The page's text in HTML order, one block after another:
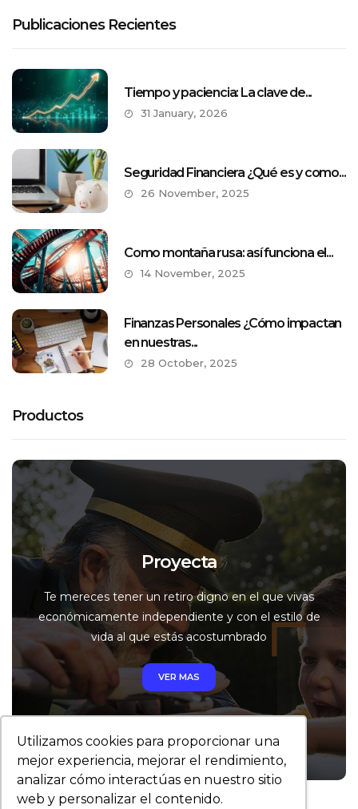
Utilizamos cookies para proporcionar una
mejor experiencia, mejorar el rendimiento,
analizar cómo interactúas en nuestro sitio
web y personalizar el contenido.
Publicaciones Recientes
Tiempo y paciencia: La clave de...
31 January, 2026
Seguridad Financiera ¿Qué es y como...
26 November, 2025
Como montaña rusa: así funciona el...
14 November, 2025
Finanzas Personales ¿Cómo impactan
en nuestras...
28 October, 2025
Productos
Proyecta
Te mereces tener un retiro digno en el que vivas
económicamente independiente y con el estilo de
vida al que estás acostumbrado
VER MAS